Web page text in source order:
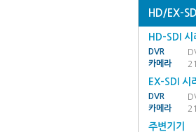
HD/EX-
HD-SDI 시
DVR
카메라
EX-SDI 시
DVR
카메라
주변기기